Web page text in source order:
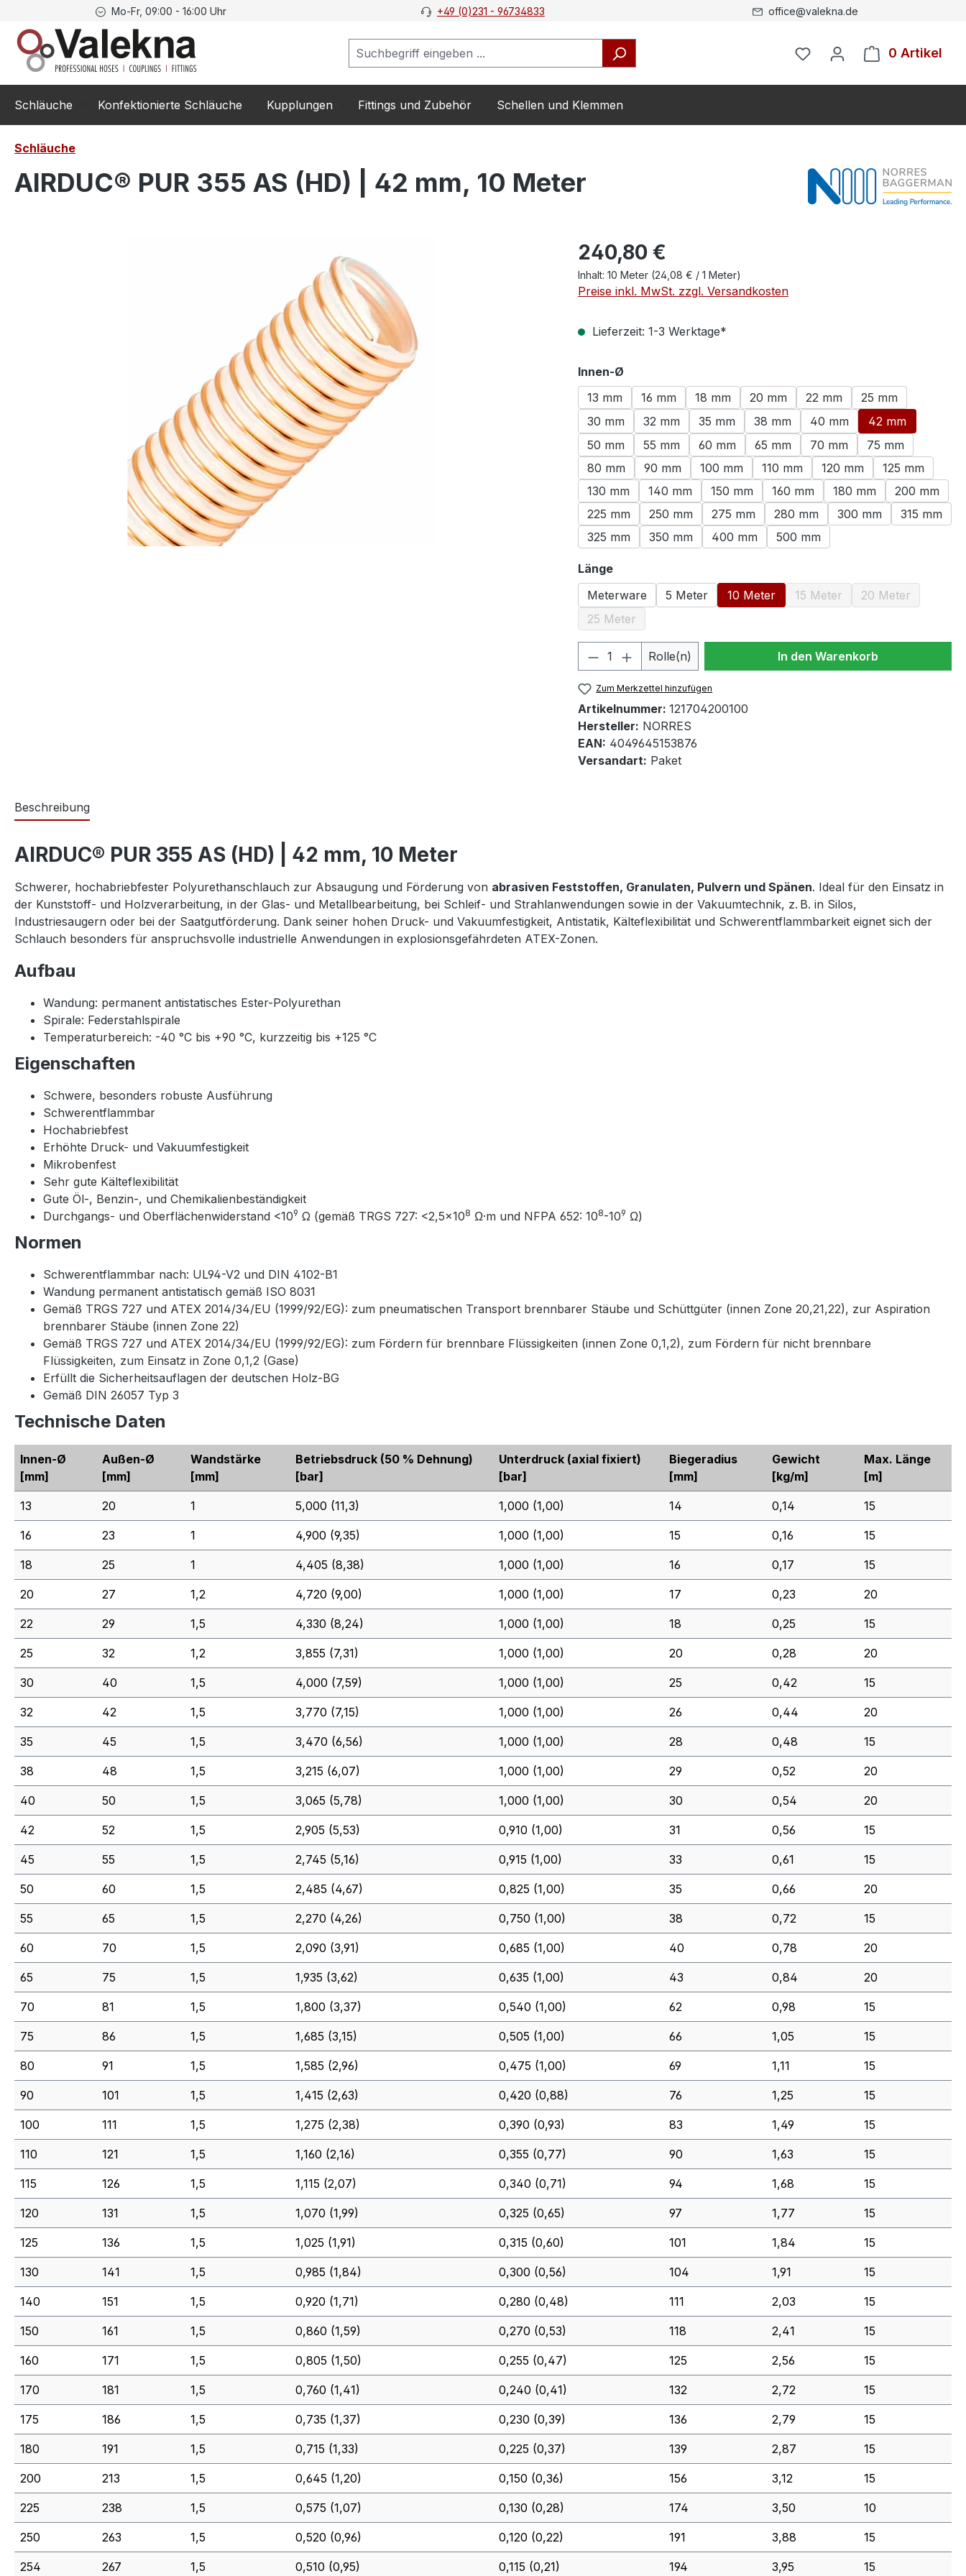
Zur Hauptnavigation springen
Mo-Fr, 09:00 - 16:00 Uhr +49 (0)231 - 96734833 office@valekna.de
0 Artikel
Schläuche Konfektionierte Schläuche Kupplungen Fittings und Zubehör Schellen und Klemmen
Schläuche
AIRDUC® PUR 355 AS (HD) | 42 mm, 10 Meter
240,80 €
Inhalt: 10 Meter (24,08 € / 1 Meter)
Preise inkl. MwSt. zzgl. Versandkosten
Lieferzeit: 1-3 Werktage*
Innen-Ø
13 mm
16 mm 18 mm 20 mm 22 mm
25 mm
30 mm
32 mm 35 mm 38 mm 40 mm
42 mm
50 mm
55 mm 60 mm 65 mm 70 mm
75 mm
80 mm
90 mm 100 mm 110 mm 120 mm
125 mm
130 mm
140 mm 150 mm 160 mm 180 mm
200 mm
225 mm
250 mm 275 mm 280 mm 300 mm
315 mm
325 mm
350 mm 400 mm 500 mm
Längeauswählen
Meterware
5 Meter 10 Meter 15 Meter
(Diese Option ist zurzeit nicht
20 Meter
(Diese Option
25 Meter
(Diese Option ist zurzeit nicht verfügbar.)
Produkt Anzahl: Gib den gewünschten Wert
Rolle(n) In den Warenkorb
Zum Merkzettel hinzufügen
Artikelnummer: 121704200100
Hersteller: NORRES
EAN: 4049645153876
Versandart: Paket
Beschreibung
AIRDUC® PUR 355 AS (HD) | 42 mm, 10 Meter
Schwerer, hochabriebfester Polyurethanschlauch zur Absaugung und Förderung von abrasiven Feststoffen, Granulaten, Pulvern und Spänen. Ideal für den Einsatz in
der Kunststoff- und Holzverarbeitung, in der Glas- und Metallbearbeitung, bei Schleif- und Strahlanwendungen sowie in der Vakuumtechnik, z. B. in Silos,
Industriesaugern oder bei der Saatgutförderung. Dank seiner hohen Druck- und Vakuumfestigkeit, Antistatik, Kälteflexibilität und Schwerentflammbarkeit eignet sich der
Schlauch besonders für anspruchsvolle industrielle Anwendungen in explosionsgefährdeten ATEX-Zonen.
Aufbau
Wandung: permanent antistatisches Ester-Polyurethan
Spirale: Federstahlspirale
Temperaturbereich: -40 °C bis +90 °C, kurzzeitig bis +125 °C
Eigenschaften
Schwere, besonders robuste Ausführung
Schwerentflammbar
Hochabriebfest
Erhöhte Druck- und Vakuumfestigkeit
Mikrobenfest
Sehr gute Kälteflexibilität
Gute Öl-, Benzin-, und Chemikalienbeständigkeit
Durchgangs- und Oberflächenwiderstand <109 Ω (gemäß TRGS 727: <2,5×108 Ω·m und NFPA 652: 108-109 Ω)
Normen
Schwerentflammbar nach: UL94-V2 und DIN 4102-B1
Wandung permanent antistatisch gemäß ISO 8031
Gemäß TRGS 727 und ATEX 2014/34/EU (1999/92/EG): zum pneumatischen Transport brennbarer Stäube und Schüttgüter (innen Zone 20,21,22), zur Aspiration
brennbarer Stäube (innen Zone 22)
Gemäß TRGS 727 und ATEX 2014/34/EU (1999/92/EG): zum Fördern für brennbare Flüssigkeiten (innen Zone 0,1,2), zum Fördern für nicht brennbare
Flüssigkeiten, zum Einsatz in Zone 0,1,2 (Gase)
Erfüllt die Sicherheitsauflagen der deutschen Holz-BG
Gemäß DIN 26057 Typ 3
Technische Daten
Innen-Ø
[mm]
Außen-Ø
[mm]
Wandstärke
[mm]
Betriebsdruck (50 % Dehnung)
[bar]
Unterdruck (axial fixiert)
[bar]
Biegeradius
[mm]
Gewicht
[kg/m]
Max. Länge
[m]
13 20 1 5,000 (11,3) 1,000 (1,00) 14 0,14 15
16 23 1 4,900 (9,35) 1,000 (1,00) 15 0,16 15
18 25 1 4,405 (8,38) 1,000 (1,00) 16 0,17 15
20 27 1,2 4,720 (9,00) 1,000 (1,00) 17 0,23 20
22 29 1,5 4,330 (8,24) 1,000 (1,00) 18 0,25 15
25 32 1,2 3,855 (7,31) 1,000 (1,00) 20 0,28 20
30 40 1,5 4,000 (7,59) 1,000 (1,00) 25 0,42 15
32 42 1,5 3,770 (7,15) 1,000 (1,00) 26 0,44 20
35 45 1,5 3,470 (6,56) 1,000 (1,00) 28 0,48 15
38 48 1,5 3,215 (6,07) 1,000 (1,00) 29 0,52 20
40 50 1,5 3,065 (5,78) 1,000 (1,00) 30 0,54 20
42 52 1,5 2,905 (5,53) 0,910 (1,00) 31 0,56 15
45 55 1,5 2,745 (5,16) 0,915 (1,00) 33 0,61 15
50 60 1,5 2,485 (4,67) 0,825 (1,00) 35 0,66 20
55 65 1,5 2,270 (4,26) 0,750 (1,00) 38 0,72 15
60 70 1,5 2,090 (3,91) 0,685 (1,00) 40 0,78 20
65 75 1,5 1,935 (3,62) 0,635 (1,00) 43 0,84 20
70 81 1,5 1,800 (3,37) 0,540 (1,00) 62 0,98 15
75 86 1,5 1,685 (3,15) 0,505 (1,00) 66 1,05 15
80 91 1,5 1,585 (2,96) 0,475 (1,00) 69 1,11 15
90 101 1,5 1,415 (2,63) 0,420 (0,88) 76 1,25 15
100 111 1,5 1,275 (2,38) 0,390 (0,93) 83 1,49 15
110 121 1,5 1,160 (2,16) 0,355 (0,77) 90 1,63 15
115 126 1,5 1,115 (2,07) 0,340 (0,71) 94 1,68 15
120 131 1,5 1,070 (1,99) 0,325 (0,65) 97 1,77 15
125 136 1,5 1,025 (1,91) 0,315 (0,60) 101 1,84 15
130 141 1,5 0,985 (1,84) 0,300 (0,56) 104 1,91 15
140 151 1,5 0,920 (1,71) 0,280 (0,48) 111 2,03 15
150 161 1,5 0,860 (1,59) 0,270 (0,53) 118 2,41 15
160 171 1,5 0,805 (1,50) 0,255 (0,47) 125 2,56 15
170 181 1,5 0,760 (1,41) 0,240 (0,41) 132 2,72 15
175 186 1,5 0,735 (1,37) 0,230 (0,39) 136 2,79 15
180 191 1,5 0,715 (1,33) 0,225 (0,37) 139 2,87 15
200 213 1,5 0,645 (1,20) 0,150 (0,36) 156 3,12 15
225 238 1,5 0,575 (1,07) 0,130 (0,28) 174 3,50 10
250 263 1,5 0,520 (0,96) 0,120 (0,22) 191 3,88 15
254 267 1,5 0,510 (0,95) 0,115 (0,21) 194 3,95 15